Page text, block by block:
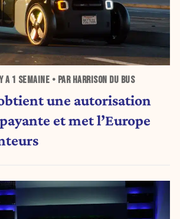
A1 SEMAINE • PAR HARRISON DU BUS
une autorisation
et met l’Europe